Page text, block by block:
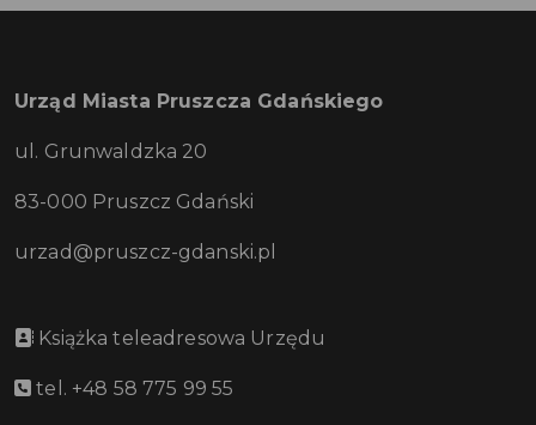
Urząd Miasta Pruszcza Gdańskiego
ul. Grunwaldzka 20
83-000 Pruszcz Gdański
urzad@pruszcz-gdanski.pl
Książka teleadresowa Urzędu
tel. +48 58 775 99 55